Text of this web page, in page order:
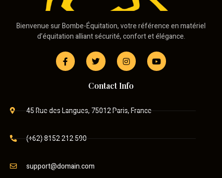
Bienvenue sur Bombe-Équitation, votre référence en matériel
d’équitation alliant sécurité, confort et élégance.
Contact Info
45 Rue des Langues, 75012 Paris, France
(+62) 8152 212 590
support@domain.com